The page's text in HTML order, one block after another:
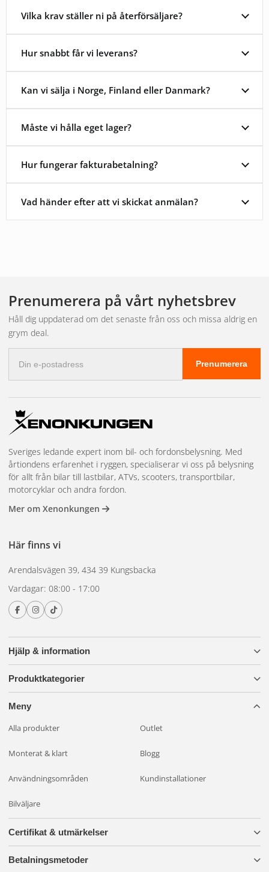
Vilka krav ställer ni på återförsäljare?
Hur snabbt får vi leverans?
Kan vi sälja i Norge, Finland eller Danmark?
Måste vi hålla eget lager?
Hur fungerar fakturabetalning?
Vad händer efter att vi skickat anmälan?
Prenumerera på vårt nyhetsbrev
Håll dig uppdaterad om det senaste från oss och missa aldrig en
grym deal.
postadress
Prenumerera
Hjälp & information
Produktkategorier
Meny
Alla produkter Outlet
Monterat & klart Blogg
Användningsområden Kundinstallationer
Bilväljare
Sveriges ledande expert inom bil- och fordonsbelysning. Med
årtiondens erfarenhet i ryggen, specialiserar vi oss på belysning
för allt från bilar till lastbilar, ATVs, scooters, transportbilar,
motorcyklar och andra fordon.
Mer om Xenonkungen
Här finns vi
Arendalsvägen 39, 434 39 Kungsbacka
Vardagar: 08:00 - 17:00
Certifikat & utmärkelser
Betalningsmetoder